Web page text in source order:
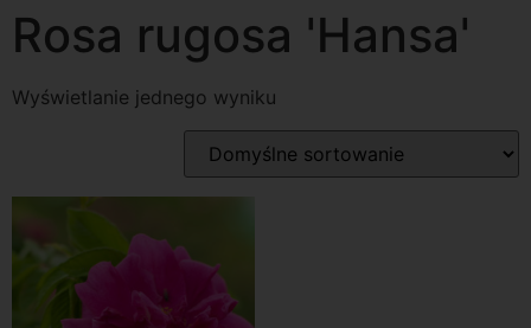
Rosa rugosa 'Hansa'
Wyświetlanie jednego wyniku